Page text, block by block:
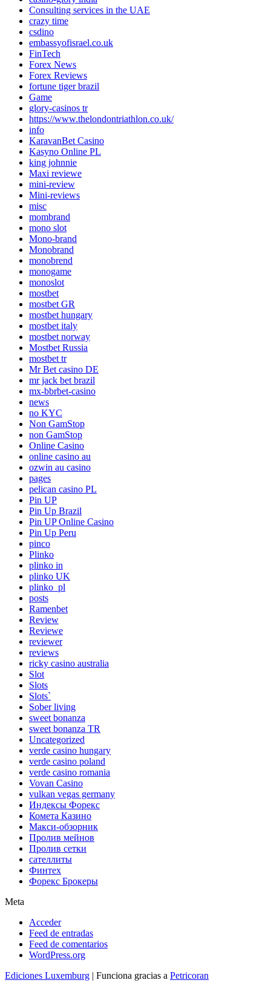
Consulting services in the UAE
crazy time
csdino
embassyofisrael.co.uk
FinTech
Forex News
Forex Reviews
fortune tiger brazil
Game
glory-casinos tr
https://www.thelondontriathlon.co.uk/
info
KaravanBet Casino
Kasyno Online PL
king johnnie
Maxi reviewe
mini-review
Mini-reviews
misc
mombrand
mono slot
Mono-brand
Monobrand
monobrend
monogame
monoslot
mostbet
mostbet GR
mostbet hungary
mostbet italy
mostbet norway
Mostbet Russia
mostbet tr
Mr Bet casino DE
mr jack bet brazil
mx-bbrbet-casino
news
no KYC
Non GamStop
non GamStop
Online Casino
online casino au
ozwin au casino
pages
pelican casino PL
Pin UP
Pin Up Brazil
Pin UP Online Casino
Pin Up Peru
pinco
Plinko
plinko in
plinko UK
plinko_pl
posts
Ramenbet
Review
Reviewe
reviewer
reviews
ricky casino australia
Slot
Slots
Slots`
Sober living
sweet bonanza
sweet bonanza TR
Uncategorized
verde casino hungary
verde casino poland
verde casino romania
Vovan Casino
vulkan vegas germany
Индексы Форекс
Комета Казино
Макси-обзорник
Пролив мейнов
Пролив сетки
сателлиты
Финтех
Форекс Брокеры
Meta
Acceder
Feed de entradas
Feed de comentarios
WordPress.org
Ediciones Luxemburg | Funciona gracias a Petricoran